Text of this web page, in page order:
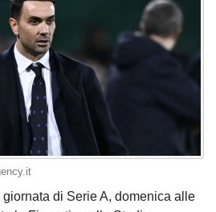
di Serie A, domenica alle